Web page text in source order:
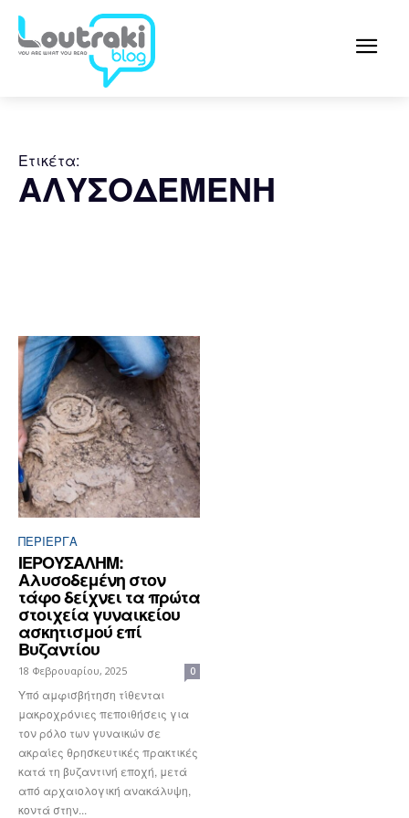
Ετικέτα:
ΑΛΥΣΟΔΕΜΕΝΗ
ΠΕΡΊΕΡΓΑ
ΙΕΡΟΥΣΑΛΗΜ:
Αλυσοδεμένη στον
τάφο δείχνει τα πρώτα
στοιχεία γυναικείου
ασκητισμού επί
Βυζαντίου
18 Φεβρουαρίου, 2025 0
Yπό αμφισβήτηση τίθενται
μακροχρόνιες πεποιθήσεις για
τον ρόλο των γυναικών σε
ακραίες θρησκευτικές πρακτικές
κατά τη βυζαντινή εποχή, μετά
από αρχαιολογική ανακάλυψη,
κοντά στην...